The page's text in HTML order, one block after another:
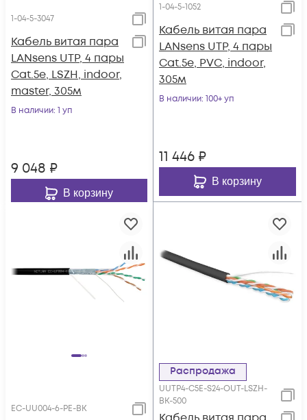
1-04-5-3047
Кабель витая пара
LANsens UTP, 4 пары
Cat.5e, LSZH, indoor,
master, 305м
В наличии: 1 уп
9 048 ₽
В корзину
1-04-5-1052
Кабель витая пара
LANsens UTP, 4 пары
Cat.5e, PVC, indoor,
305м
В наличии: 100+ уп
11 446 ₽
В корзину
EC-UU004-6-PE-BK
Распродажа
UUTP4-C5E-S24-OUT-LSZH-
BK-500